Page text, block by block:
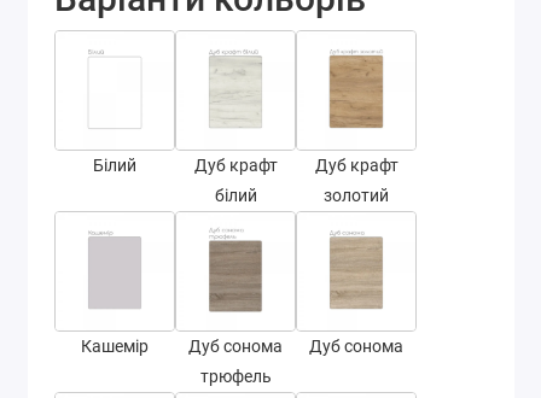
Білий
Дуб крафт
білий
Дуб крафт
золотий
Кашемір
Дуб сонома
трюфель
Дуб сонома